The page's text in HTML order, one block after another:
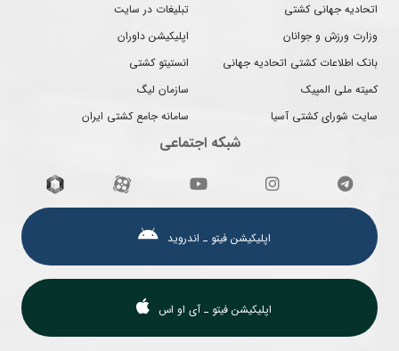
اتحادیه جهانی کشتی
وزارت ورزش و جوانان
بانک اطلاعات کشتی اتحادیه جهانی
کمیته ملی المپیک
سایت شورای کشتی آسیا
تبلیغات در سایت
اپلیکیشن داوران
انستیتو کشتی
سازمان لیگ
سامانه جامع کشتی ایران
شبکه اجتماعی
اپلیکیشن فیتو ـ اندروید
اپلیکیشن فیتو ـ آی او اس